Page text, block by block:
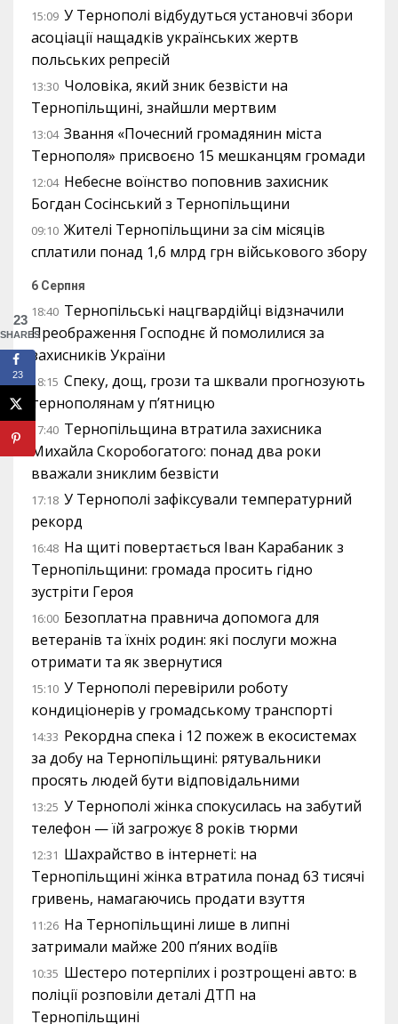
15:09 У Тернополі відбудуться установчі збори
асоціації нащадків українських жертв
польських репресій
13:30 Чоловіка, який зник безвісти на
Тернопільщині, знайшли мертвим
13:04 Звання «Почесний громадянин міста
Тернополя» присвоєно 15 мешканцям громади
12:04 Небесне воїнство поповнив захисник
Богдан Сосінський з Тернопільщини
09:10 Жителі Тернопільщини за сім місяців
сплатили понад 1,6 млрд грн військового збору
6 Серпня
18:40 Тернопільські нацгвардійці відзначили
Преображення Господнє й помолилися за
захисників України
18:15 Спеку, дощ, грози та шквали прогнозують
тернополянам у п’ятницю
17:40 Тернопільщина втратила захисника
Михайла Скоробогатого: понад два роки
вважали зниклим безвісти
17:18 У Тернополі зафіксували температурний
рекорд
16:48 На щиті повертається Іван Карабаник з
Тернопільщини: громада просить гідно
зустріти Героя
16:00 Безоплатна правнича допомога для
ветеранів та їхніх родин: які послуги можна
отримати та як звернутися
15:10 У Тернополі перевірили роботу
кондиціонерів у громадському транспорті
14:33 Рекордна спека і 12 пожеж в екосистемах
за добу на Тернопільщині: рятувальники
просять людей бути відповідальними
13:25 У Тернополі жінка спокусилась на забутий
телефон — їй загрожує 8 років тюрми
12:31 Шахрайство в інтернеті: на
Тернопільщині жінка втратила понад 63 тисячі
гривень, намагаючись продати взуття
11:26 На Тернопільщині лише в липні
затримали майже 200 п’яних водіїв
10:35 Шестеро потерпілих і розтрощені авто: в
поліції розповіли деталі ДТП на
Тернопільщині
23
SHARES
23